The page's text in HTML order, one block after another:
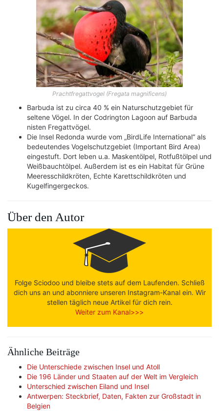
Prachtfregattvogel (Fregata magnificens)
Barbuda ist zu circa 40 % ein Naturschutzgebiet für
seltene Vögel. In der Codrington Lagoon auf Barbuda
nisten Fregattvögel.
Die Insel Redonda wurde vom „BirdLife International“ als
bedeutendes Vogelschutzgebiet (Important Bird Area)
eingestuft. Dort leben u.a. Maskentölpel, Rotfußtölpel und
Weißbauchtölpel. Außerdem ist es ein Habitat für Grüne
Meeresschildkröten, Echte Karettschildkröten und
Kugelfingergeckos.
Über den Autor
Folge Sciodoo und bleibe stets auf dem Laufenden. Schließ
dich uns an und abonniere unseren Instagram-Kanal ein. Wir
stellen täglich neue Artikel für dich rein.
Weiter zum Kanal>>>
Ähnliche Beiträge
Die Unterschiede zwischen Insel und Atoll
Die 196 Länder und Staaten auf der Welt im Vergleich
Unterschied zwischen Eiland und Insel
Antwerpen: Steckbrief, Daten, Fakten zur Großstadt in
Belgien